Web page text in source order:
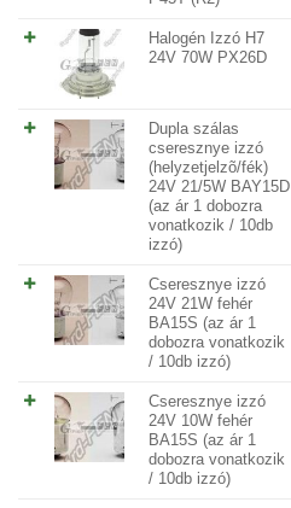
Halogén Izzó H7
24V 70W PX26D
Dupla szálas
cseresznye izzó
(helyzetjelzõ/fék)
24V 21/5W BAY15D
(az ár 1 dobozra
vonatkozik / 10db
izzó)
Cseresznye izzó
24V 21W fehér
BA15S (az ár 1
dobozra vonatkozik
/ 10db izzó)
Cseresznye izzó
24V 10W fehér
BA15S (az ár 1
dobozra vonatkozik
/ 10db izzó)